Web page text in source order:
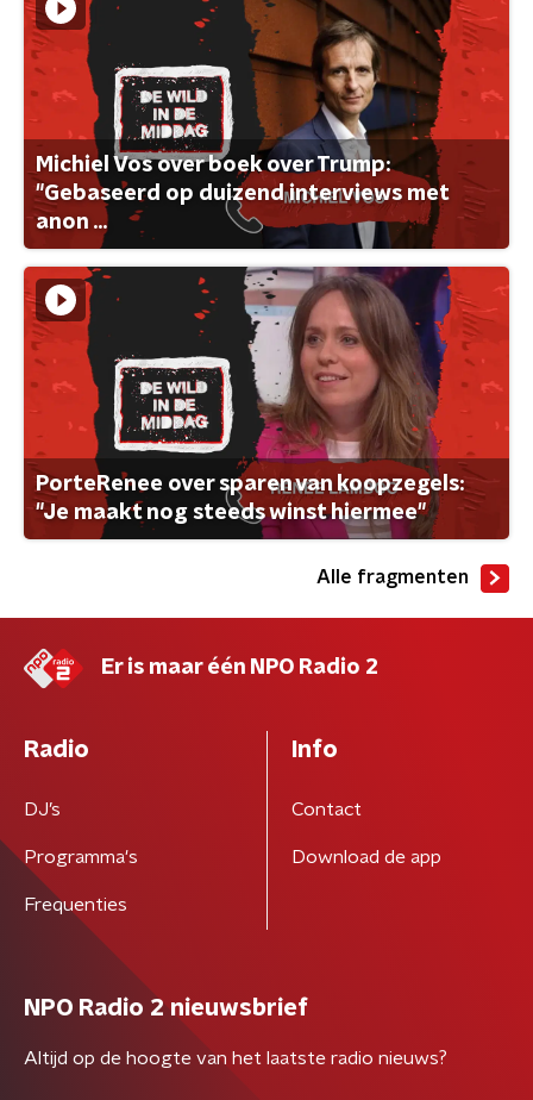
Michiel Vos over boek over Trump:
"Gebaseerd op duizend interviews met
anon ...
PorteRenee over sparen van koopzegels:
"Je maakt nog steeds winst hiermee"
Alle fragmenten
Er is maar één NPO Radio 2
Radio
DJ’s
Programma's
Frequenties
Info
Contact
Download de app
NPO Radio 2 nieuwsbrief
Altijd op de hoogte van het laatste radio nieuws?